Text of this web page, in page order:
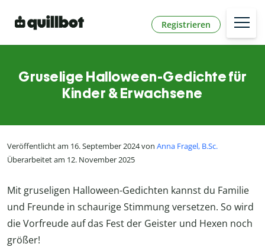
Registrieren
Gruselige Halloween-Gedichte für
Kinder & Erwachsene
Veröffentlicht am 16. September 2024 von Anna Fragel, B.Sc.
Überarbeitet am 12. November 2025
Mit gruseligen Halloween-Gedichten kannst du Familie
und Freunde in schaurige Stimmung versetzen. So wird
die Vorfreude auf das Fest der Geister und Hexen noch
größer!